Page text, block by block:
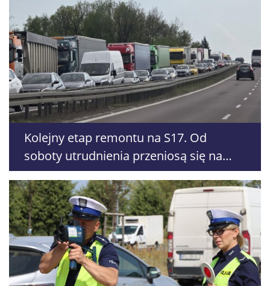
Kolejny etap remontu na S17. Od
soboty utrudnienia przeniosą się na
jezdnię w kierunku Lublina